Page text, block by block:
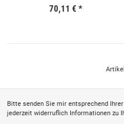
70,11 € *
Bitte senden Sie mir entsprechend Ihrer
jederzeit widerruflich Informationen zu